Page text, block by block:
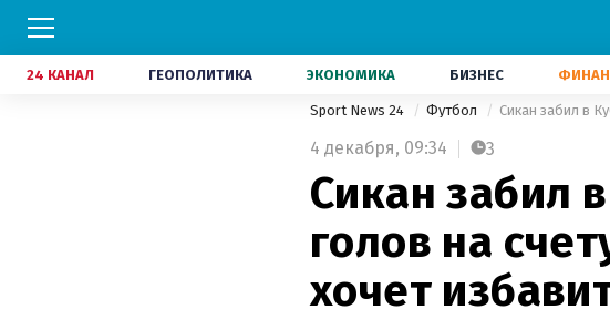
24 КАНАЛ ГЕОПОЛИТИКА ЭКОНОМИКА БИЗНЕС
Sport News 24 Футбол Сикан забил в
4 декабря, 09:34 3
Сикан забил
голов на
хочет